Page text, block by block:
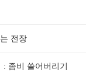
전장
: 좀비 쓸어버리기